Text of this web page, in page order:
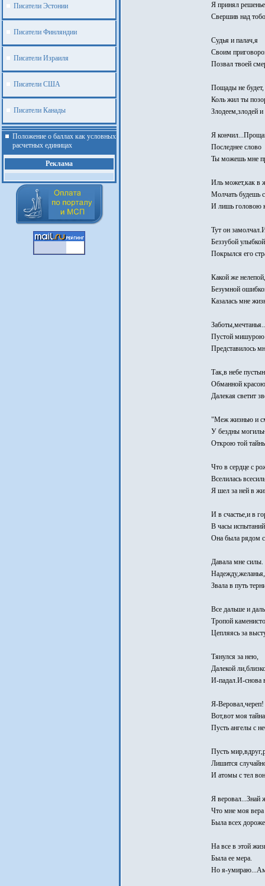
Писатели Эстонии
Писатели Финляндии
Писатели Израиля
Писатели США
Писатели Канады
Положение о баллах как условных
расчетных единицах
Реклама
Я принял
Свершив над
Судья и палач,я
Своим
Позвал твоей
Пощады не будет,
Коль жил ты
Злодеем,злодей и
Я
Последнее слово
Ты можешь мне
Иль может,как в
Молчать будешь
И лишь головою
Тут он
Беззубой улыбкой
Покрылся его
Какой же нелепой,
Безумной
Казалась мне
Пустой мишурою
Представилось
Так,в небе
Обманной красою
Далекая светит
"Меж жизнью и
У бездны
Открою той
Что в сердце с
Вселилась
Я шел за ней в
И в счастье,и в
В часы испытаний
Она была рядом
Давала мне силы.
Надежду,желанья,
Звала в путь
Все дальше и
Тропой
Цепляясь за
Тянулся за нею,
Далекой
И-падал.И-снова
Я-Веровал,череп!
Вот,вот моя
Пусть ангелы с
Пусть
Лишится
И атомы с тел
Я веровал...Знай
Что мне моя вера
Была всех
На все в этой
Была ее мера.
Но я-